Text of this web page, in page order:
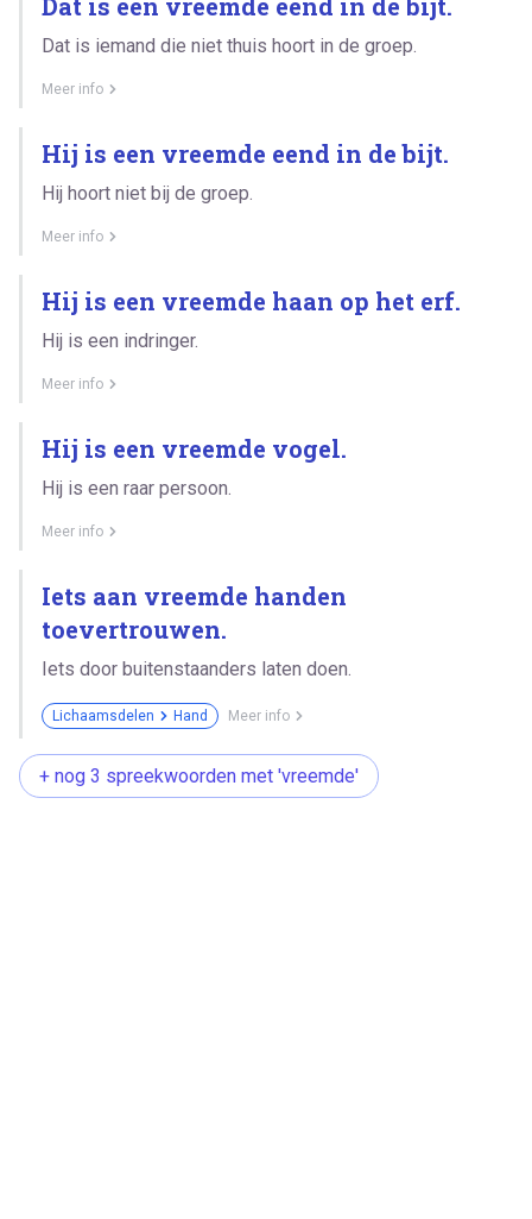
Dat is iemand die niet thuis hoort in de groep.
Meer info
Hij is een vreemde eend in de bijt.
Hij hoort niet bij de groep.
Meer info
Hij is een vreemde haan op het erf.
Hij is een indringer.
Meer info
Hij is een vreemde vogel.
Hij is een raar persoon.
Meer info
Iets aan vreemde handen
toevertrouwen.
Iets door buitenstaanders laten doen.
Lichaamsdelen Hand Meer info
+ nog 3 spreekwoorden met 'vreemde'